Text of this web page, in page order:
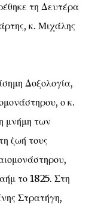
τη Δευτέρα
κ. Μιχάλης
Δοξολογία,
ο κ.
μνήμη των
ζωή τους
το 1825. Στη
Στρατήγη,